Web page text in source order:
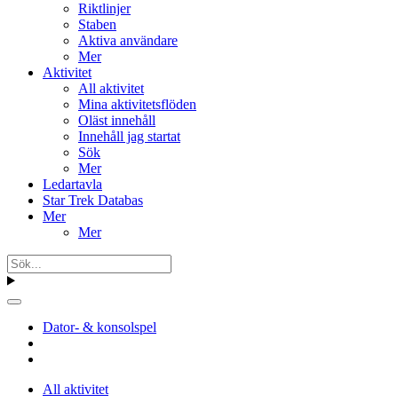
Riktlinjer
Staben
Aktiva användare
Mer
Aktivitet
All aktivitet
Mina aktivitetsflöden
Oläst innehåll
Innehåll jag startat
Sök
Mer
Ledartavla
Star Trek Databas
Mer
Mer
Dator- & konsolspel
All aktivitet